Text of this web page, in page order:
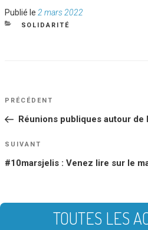
Publié le Publié
le
2 mars 2022
CATÉGORIES
SOLIDARITÉ
NAVIGATION
DE
Article
PRÉCÉDENT
Réunions publiques autour
Article
SUIVANT
#10marsjelis : Venez lire sur le
TOUTES LES